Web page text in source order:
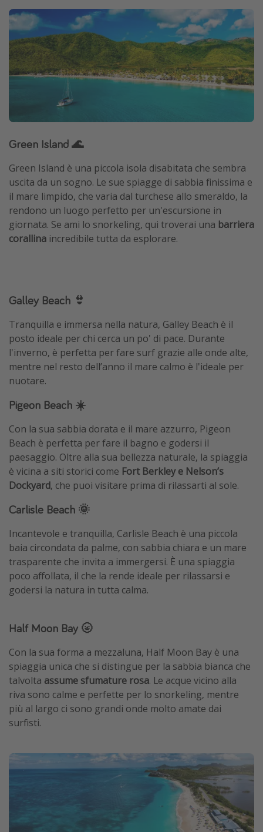
Green Island 🌊
Green Island è una piccola isola disabitata che sembra
uscita da un sogno. Le sue spiagge di sabbia finissima e
il mare limpido, che varia dal turchese allo smeraldo, la
rendono un luogo perfetto per un'escursione in
giornata. Se ami lo snorkeling, qui troverai una barriera
corallina incredibile tutta da esplorare.
Galley Beach 👙
Tranquilla e immersa nella natura, Galley Beach è il
posto ideale per chi cerca un po' di pace. Durante
l'inverno, è perfetta per fare surf grazie alle onde alte,
mentre nel resto dell’anno il mare calmo è l'ideale per
nuotare.
Pigeon Beach ☀️
Con la sua sabbia dorata e il mare azzurro, Pigeon
Beach è perfetta per fare il bagno e godersi il
paesaggio. Oltre alla sua bellezza naturale, la spiaggia
è vicina a siti storici come Fort Berkley e Nelson’s
Dockyard, che puoi visitare prima di rilassarti al sole.
Carlisle Beach 🌞
Incantevole e tranquilla, Carlisle Beach è una piccola
baia circondata da palme, con sabbia chiara e un mare
trasparente che invita a immergersi. È una spiaggia
poco affollata, il che la rende ideale per rilassarsi e
godersi la natura in tutta calma.
Half Moon Bay 🌝
Con la sua forma a mezzaluna, Half Moon Bay è una
spiaggia unica che si distingue per la sabbia bianca che
talvolta assume sfumature rosa. Le acque vicino alla
riva sono calme e perfette per lo snorkeling, mentre
più al largo ci sono grandi onde molto amate dai
surfisti.